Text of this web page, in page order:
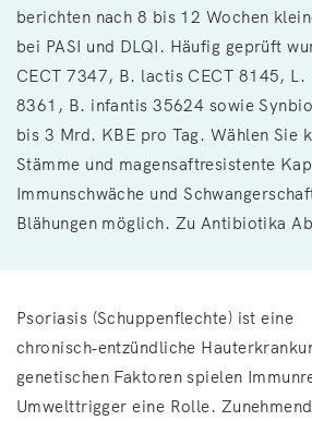
berichten nach 8 bis 12 Wochen
bei PASI und DLQI. Häufig geprüft
CECT 7347, B. lactis CECT 8145, L.
8361, B. infantis 35624 sowie
bis 3 Mrd. KBE pro Tag. Wählen Sie
Stämme und magensaftresistente
Immunschwäche und
Blähungen möglich. Zu Antibiotika
Psoriasis (Schuppenflechte) ist eine
chronisch‑entzündliche
genetischen Faktoren spielen
Umwelttrigger eine Rolle.